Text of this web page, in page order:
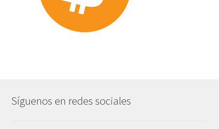
Síguenos en redes sociales